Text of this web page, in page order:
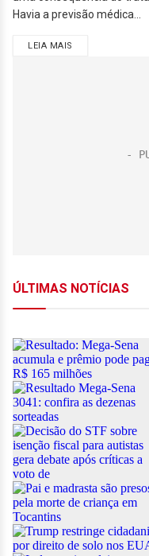
Havia a previsão médica...
LEIA MAIS